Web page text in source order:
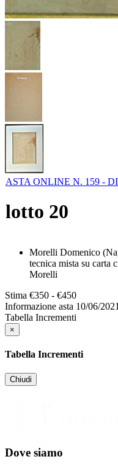
ASTA ONLINE N. 159 -
lotto 20
Morelli Domenico
tecnica mista su carta
Morelli
Stima €350 - €450
Informazione asta 10/06/
Tabella Incrementi
×
Tabella Incrementi
Chiudi
Dove siamo